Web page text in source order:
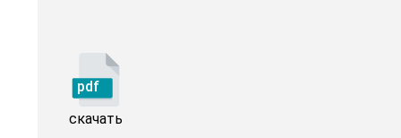
pdf
скачать